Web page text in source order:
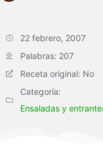
22 febrero, 2007
Palabras: 207
Receta original: No
Categoría:
Ensaladas y